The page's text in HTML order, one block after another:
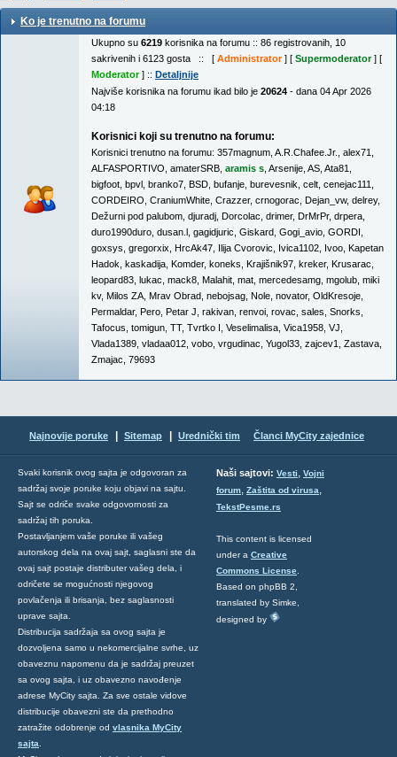
Ko je trenutno na forumu
Ukupno su 6219 korisnika na forumu :: 86 registrovanih, 10
sakrivenih i 6123 gosta :: [ Administrator] [ Supermoderator] [
Moderator] :: Detaljnije
Najviše korisnika na forumu ikad bilo je 20624 - dana 04 Apr 2026
04:18
Korisnici koji su trenutno na forumu:
Korisnici trenutno na forumu: 357magnum A.R.Chafee.Jr. alex71
ALFASPORTIVO amaterSRB aramis s Arsenije AS Ata81
bigfoot bpvl branko7 BSD bufanje burevesnik celt cenejac111
CORDEIRO CraniumWhite Crazzer, crnogorac Dejan_vw, delrey,
Dežurni pod palubom djuradj Dorcolac drimer, DrMrPr, drpera
duro1990duro dusan.l gagidjuric Giskard Gogi_avio GORDI
goxsys gregorxix HrcAk47 Ilija Cvorovic Ivica1102 Ivoo Kapetan
Hadok kaskadija Komder, koneks Krajišnik97 kreker, Krusarac
leopard83 lukac mack8 Malahit mat mercedesamg mgolub miki
kv, Milos ZA Mrav Obrad nebojsag Nole novator, OldKresoje
Permaldar, Pero Petar J rakivan renvoi rovac sales Snorks
Tafocus tomigun TT, Tvrtko I Veselimalisa Vica1958 VJ
Vlada1389 vladaa012 vobo vrgudinac Yugol33 zajcev1 Zastava
Zmajac 79693
Najnovije poruke Sitemap Urednički tim Članci MyCity zajednice
Svaki korisnik ovog sajta je odgovoran za
sadržaj svoje poruke koju objavi na sajtu.
Sajt se odriče svake odgovornosti za
sadržaj tih poruka.
Postavljanjem vaše poruke ili vašeg
autorskog dela na ovaj sajt, saglasni ste da
ovaj sajt postaje distributer vašeg dela, i
odričete se mogućnosti njegovog
povlačenja ili brisanja, bez saglasnosti
uprave sajta.
Distribucija sadržaja sa ovog sajta je
dozvoljena samo u nekomercijalne svrhe, uz
obaveznu napomenu da je sadržaj preuzet
sa ovog sajta, i uz obavezno navođenje
adrese MyCity sajta. Za sve ostale vidove
distribucije obavezni ste da prethodno
zatražite odobrenje od vlasnika MyCity
sajta
Naši sajtovi: Vesti, Vojni
forum, Zaštita od virusa,
TekstPesme.rs
This content is licensed
under a Creative
Commons License
Based on phpBB 2,
translated by Simke,
designed by